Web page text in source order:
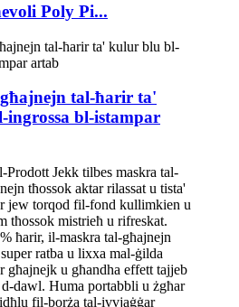
Poly Pi...
tal-ħarir ta'
bl-istampar
Prodott Jekk tilbes maskra tal-
tħossok aktar rilassat u tista'
jew torqod fil-fond kullimkien u
tħossok mistrieħ u rifreskat.
ħarir, il-maskra tal-għajnejn
ratba u lixxa mal-ġilda
għajnejk u għandha effett tajjeb
dawl. Huma portabbli u żgħar
fil-borża tal-ivvjaġġar